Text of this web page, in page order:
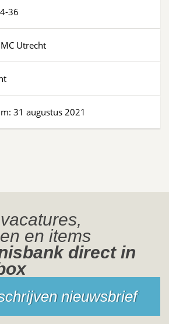
36
Utrecht
31 augustus 2021
en items
direct in
nieuwsbrief